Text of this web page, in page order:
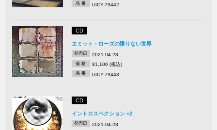
品 番 UICY-79442
CD
エミット・ローズの限りない世界
発売日 2021.04.28
価 格 ¥1,100 (税込)
品 番 UICY-79443
CD
イントロスペクション +2
発売日 2021.04.28